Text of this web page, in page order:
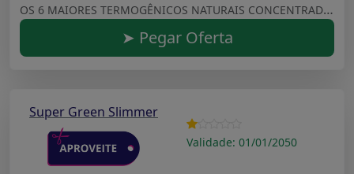
OS 6 MAIORES TERMOGÊNICOS NATURAIS CONCENTRADOS EM CÁPSULAS 8X MAIS POTENTE, 100% COMPROVADO, 100% GARANTIDO.
➤ Pegar Oferta
Super Green Slimmer
Validade: 01/01/2050